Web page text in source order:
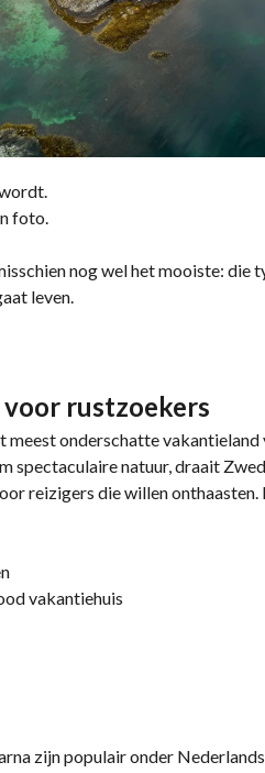
foto.
nog wel het mooiste: die
leven.
voor rustzoekers
meest onderschatte vakantieland
spectaculaire natuur, draait
reizigers die willen
vakantiehuis
zijn populair onder